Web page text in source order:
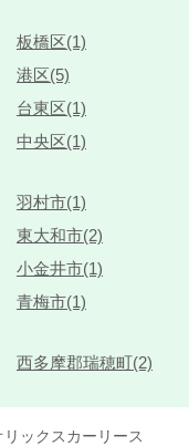
板橋区(1)
港区(5)
台東区(1)
中央区(1)
羽村市(1)
東大和市(2)
小金井市(1)
青梅市(1)
西多摩郡瑞穂町(2)
リックスカーリース